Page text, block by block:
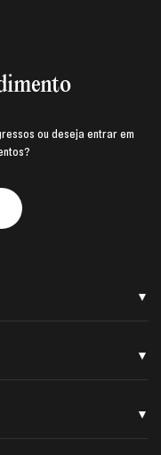
ou deseja entrar em